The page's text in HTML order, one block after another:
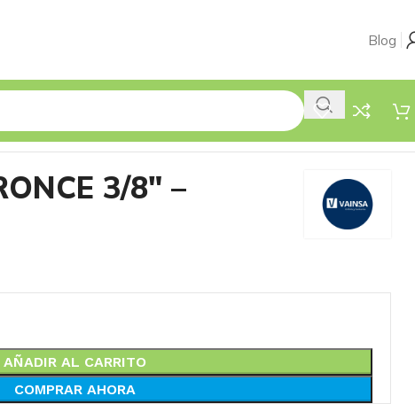
Blog
3/8″ –
AÑADIR AL CARRITO
COMPRAR AHORA